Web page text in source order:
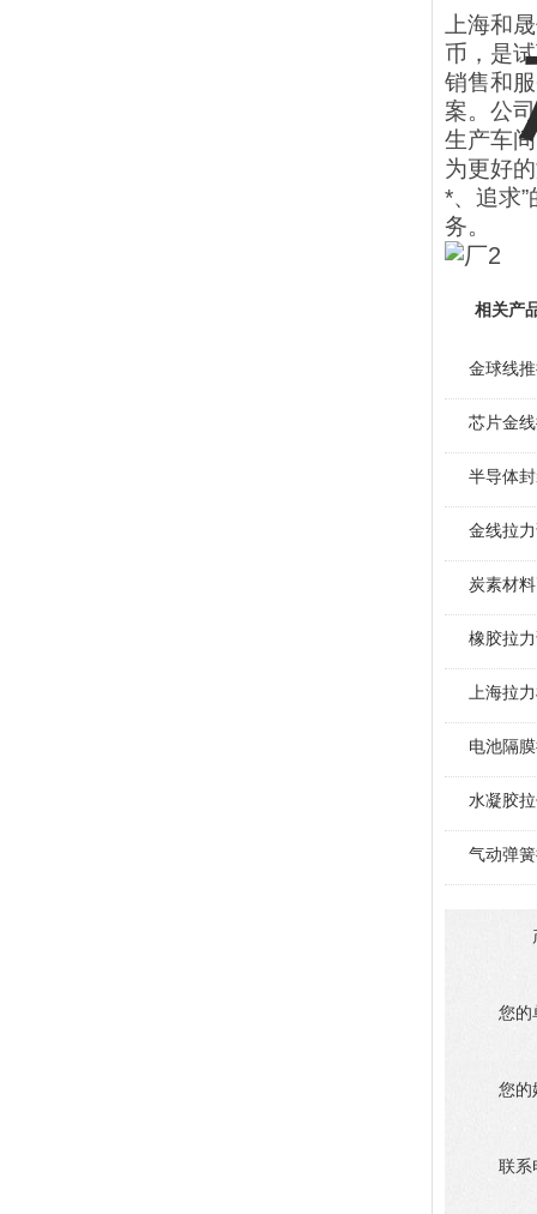
上海和
币，是
销售和
案。公
生产车
为更好
*、追求
务。
相关产
金球线
芯片金
半导体
金线拉
炭素材
橡胶拉
上海拉
电池隔
水凝胶
气动弹
您的
您的
联系